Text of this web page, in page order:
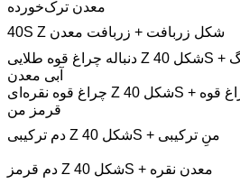
معدن ترک‌خورده
40S Z شکل زربافت + زربافت معدن
دنباله چراغ قوه طلایی Z شکل 40S + رنگ
آبی معدن
چراغ قوه نقره‌ای Z شکل 40S + چراغ قوه
قرمز من
دم ترکیبی Z شکل 40S + منِ ترکیبی
دم قرمز Z شکل 40S + معدن نقره